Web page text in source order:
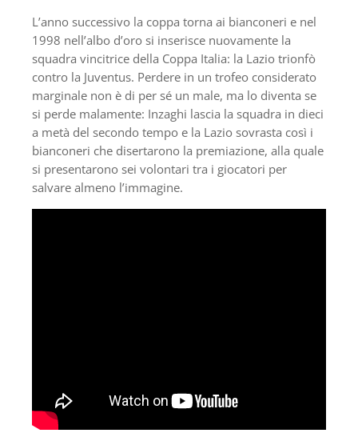
L’anno successivo la coppa torna ai bianconeri e nel
1998 nell’albo d’oro si inserisce nuovamente la
squadra vincitrice della Coppa Italia: la Lazio trionfò
contro la Juventus. Perdere in un trofeo considerato
marginale non è di per sé un male, ma lo diventa se
si perde malamente: Inzaghi lascia la squadra in dieci
a metà del secondo tempo e la Lazio sovrasta così i
bianconeri che disertarono la premiazione, alla quale
si presentarono sei volontari tra i giocatori per
salvare almeno l’immagine.